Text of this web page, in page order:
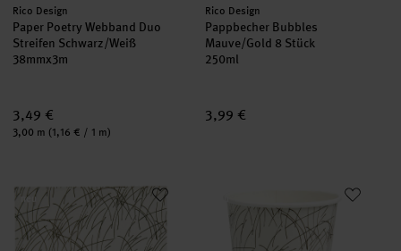
Hersteller:
Rico Design
Paper Poetry Webband Duo
Streifen Schwarz/Weiß
38mmx3m
3,49 €
Inhalt:
3,00 m (1,16 € / 1 m)
Hersteller:
Rico Design
Pappbecher Bubbles
Mauve/Gold 8 Stück
250ml
3,99 €
neu
Servietten Gräser Elfenbein/Schwarz 20 StückPappbecher Gräser Elfenbein/